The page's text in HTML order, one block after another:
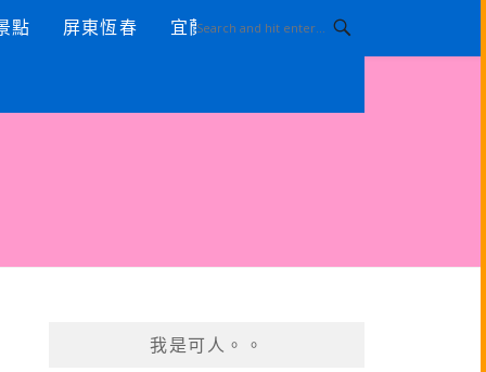
點 屏東恆春 宜蘭景點
我是可人。。